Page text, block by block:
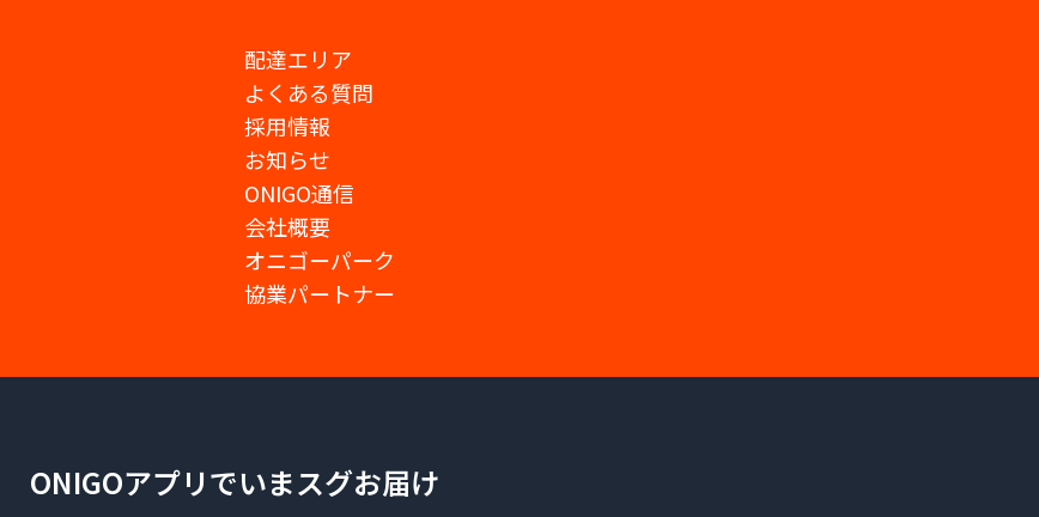
配達エリア
よくある質問
採用情報
お知らせ
ONIGO通信
会社概要
オニゴーパーク
協業パートナー
ONIGOアプリでいまスグお届け